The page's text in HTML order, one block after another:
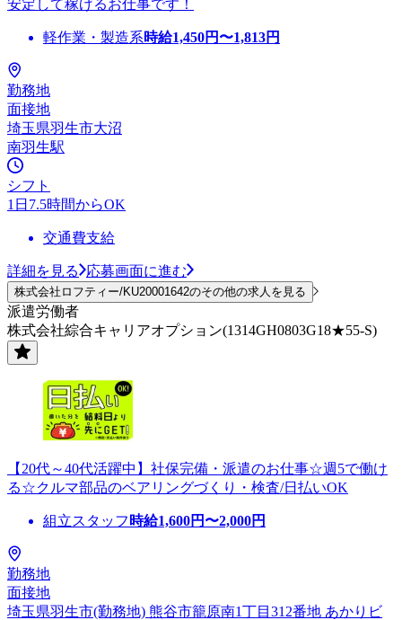
安定して稼げるお仕事です！
軽作業・製造系時給1,450円〜1,813円
勤務地
面接地
埼玉県羽生市大沼
南羽生駅
シフト
1日7.5時間からOK
交通費支給
詳細を見る 応募画面に進む
株式会社ロフティー/KU20001642のその他の求人を見る
派遣労働者
株式会社綜合キャリアオプション(1314GH0803G18★55-S)
【20代～40代活躍中】社保完備・派遣のお仕事☆週5で働け
る☆クルマ部品のベアリングづくり・検査/日払いOK
組立スタッフ 時給1,600円〜2,000円
勤務地
面接地
埼玉県羽生市(勤務地) 熊谷市籠原南1丁目312番地 あかりビ